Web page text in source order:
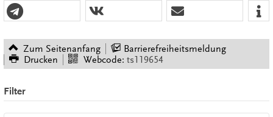
Zum Seitenanfang
Barrierefreiheitsmeldung
Drucken
Webcode: ts119654
Filter